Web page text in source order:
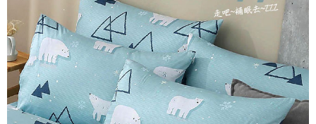
「AFTEE先享後付」，若未經同意申辦者引起之損失，本公司不負相關責
任。
４．使用「AFTEE先享後付」時，將依據個別帳號之用戶狀況，依本公司即
時審查核予不同之上限額度；若仍有額度不足之情形，本公司將視審查結果
請求用戶進行身份認證。
５．嚴禁一人註冊多個帳號或使用他人資訊註冊。若發現惡意使用之情形，
恩沛科技股份有限公司將有權停止該用戶之使用額度並採取法律行動。